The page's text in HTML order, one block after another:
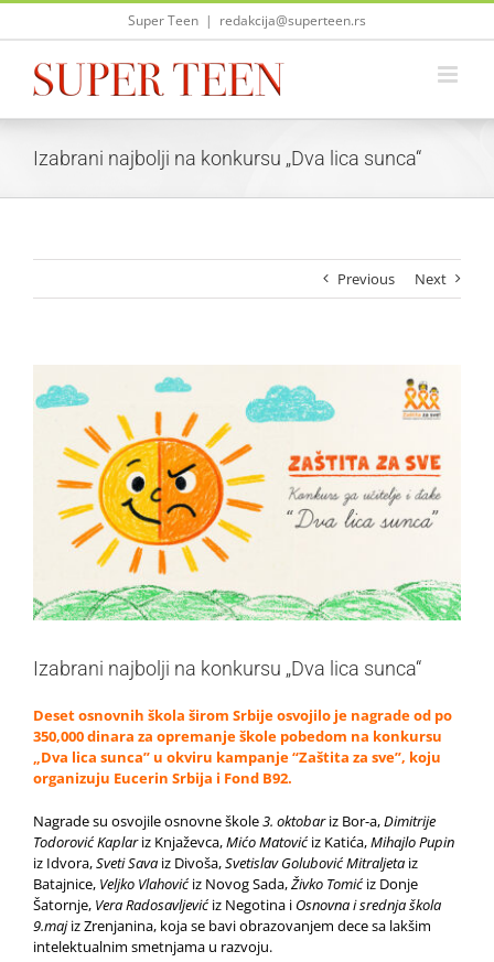
Skip
Super Teen | redakcija@superteen.rs
Izabrani najbolji na konkursu „Dva lica sunca“
Previous Next
Larger
Izabrani najbolji na konkursu „Dva lica sunca“
Deset osnovnih škola širom Srbije osvojilo je nagrade od po
350,000 dinara za opremanje škole pobedom na konkursu
„Dva lica sunca” u okviru kampanje “Zaštita za sve”, koju
organizuju Eucerin Srbija i Fond B92.
Nagrade su osvojile osnovne škole3. oktobariz Bor-a,Dimitrije
Todorović Kaplariz Knjaževca,Mićo Matović iz Katića,Mihajlo Pupin
iz Idvora,Sveti Sava iz Divoša,Svetislav Golubović Mitraljeta iz
Batajnice, Veljko Vlahović iz Novog Sada,Živko Tomić iz Donje
Šatornje, Vera Radosavljević iz Negotina i Osnovna i srednja škola
9.majiz Zrenjanina, koja se bavi obrazovanjem dece sa lakšim
intelektualnim smetnjama u razvoju.